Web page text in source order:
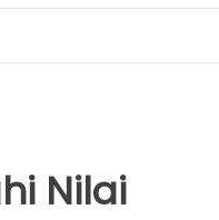
Nilai